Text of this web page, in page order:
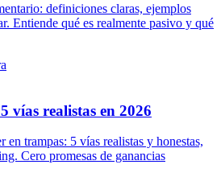
definiciones claras, ejemplos
Entiende qué es realmente pasivo y qué
vías realistas en 2026
en trampas: 5 vías realistas y honestas,
Cero promesas de ganancias